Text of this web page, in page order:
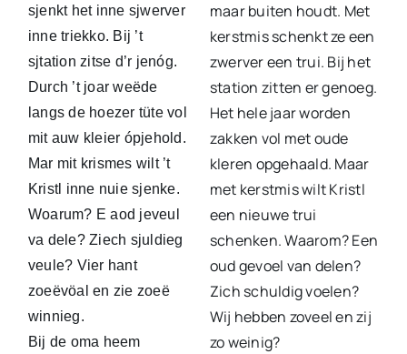
sjenkt het inne sjwerver
inne triekko. Bij ’t
sjtation zitse d’r jenóg.
Durch ’t joar weëde
langs de hoezer tüte vol
mit auw kleier ópjehold.
Mar mit krismes wilt ’t
Kristl inne nuie sjenke.
Woarum? E aod jeveul
va dele? Ziech sjuldieg
veule? Vier hant
zoeëvöal en zie zoeë
winnieg.
Bij de oma heem
maar buiten houdt. Met
kerstmis schenkt ze een
zwerver een trui. Bij het
station zitten er genoeg.
Het hele jaar worden
zakken vol met oude
kleren opgehaald. Maar
met kerstmis wilt Kristl
een nieuwe trui
schenken. Waarom? Een
oud gevoel van delen?
Zich schuldig voelen?
Wij hebben zoveel en zij
zo weinig?